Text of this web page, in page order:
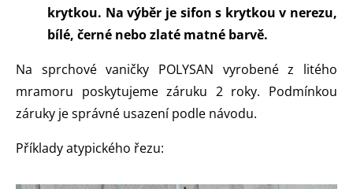
krytkou. Na výběr je sifon s krytkou v nerezu,
bílé, černé nebo zlaté matné barvě.
Na sprchové vaničky POLYSAN vyrobené z litého
mramoru poskytujeme záruku 2 roky. Podmínkou
záruky je správné usazení podle návodu.
Příklady atypického řezu: